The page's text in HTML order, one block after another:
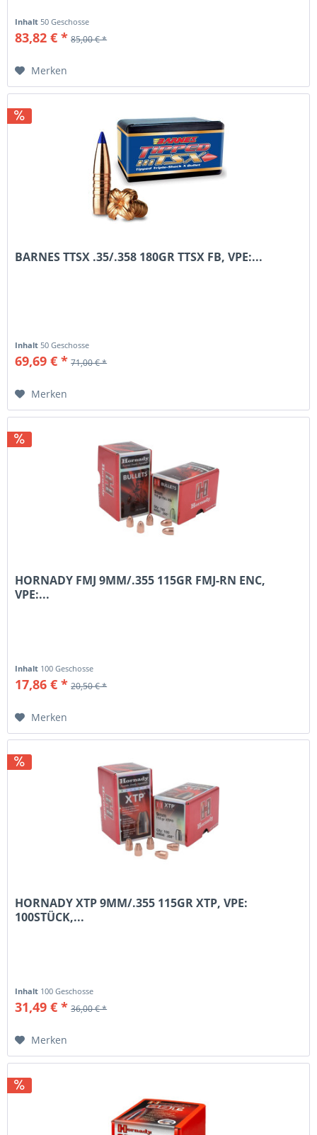
Inhalt50 Geschosse
83,82 € * 85,00 € *
Merken
BARNES TTSX .35/.358 180GR TTSX FB, VPE:...
Inhalt 50 Geschosse
69,69 € * 71,00 € *
Merken
HORNADY FMJ 9MM/.355 115GR FMJ-RN ENC,
VPE:...
Inhalt 100 Geschosse
17,86 € * 20,50 € *
Merken
HORNADY XTP 9MM/.355 115GR XTP, VPE:
100STÜCK,...
Inhalt 100 Geschosse
31,49 € * 36,00 € *
Merken